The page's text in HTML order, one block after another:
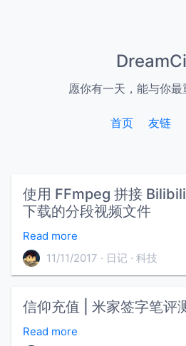
愿你有一天，能与你
首页 友链
使用 FFmpeg 拼接
下载的分段视频文件
Read more
11/11/2017
日记 科技
信仰充值 | 米家签字笔评
Read more